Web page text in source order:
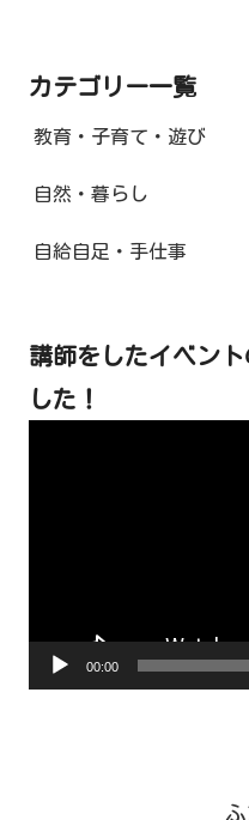
カテゴリー一覧
教育・子育て・遊び
自然・暮らし
自給自足・手仕事
講師をしたイベン
した！
00:00